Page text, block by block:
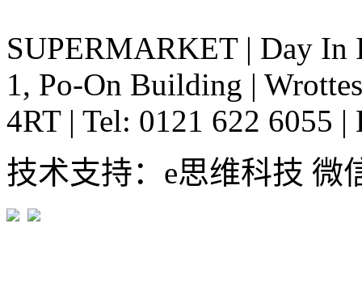
SUPERMARKET | Day In
1, Po-On Building |
4RT | Tel: 0121 622 6055 |
技术支持：e思维科技 微